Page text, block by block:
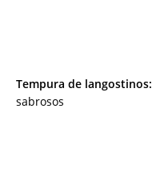
Tempura de langostinos:
sabrosos